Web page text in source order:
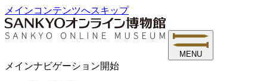
メインコンテンツへスキップ
MENU
メインナビゲーション開始